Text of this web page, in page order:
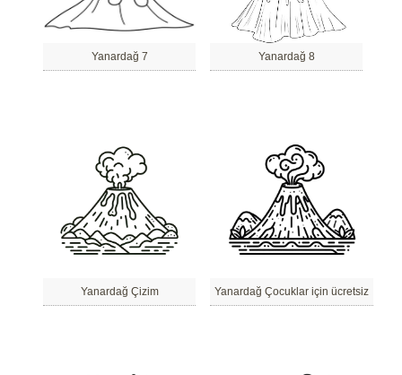
Yanardağ 7 Yanardağ 8
Yanardağ Çizim Yanardağ Çocuklar için ücretsiz